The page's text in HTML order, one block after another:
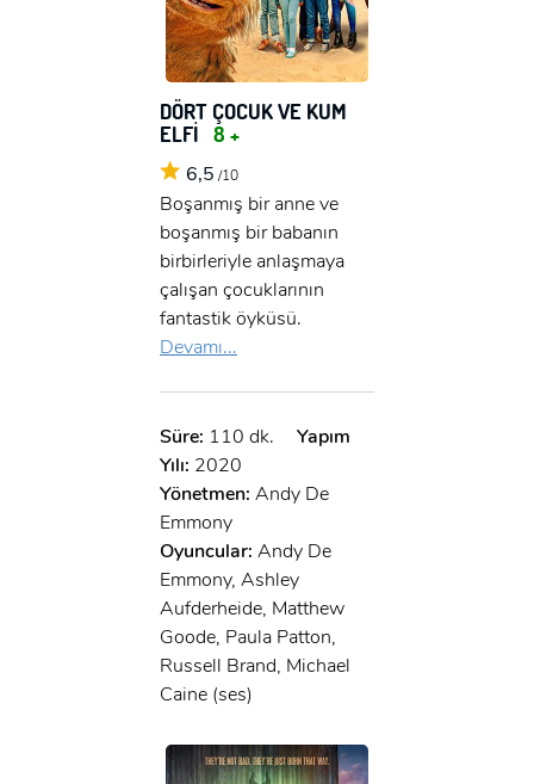
DÖRT ÇOCUK VE KUM
ELFİ 8 +
6,5 /10
Boşanmış bir anne ve
boşanmış bir babanın
birbirleriyle anlaşmaya
çalışan çocuklarının
fantastik öyküsü.
Devamı...
Süre: 110 dk.
Yapım
Yılı: 2020
Yönetmen: Andy De
Emmony
Oyuncular: Andy De
Emmony, Ashley
Aufderheide, Matthew
Goode, Paula Patton,
Russell Brand, Michael
Caine (ses)